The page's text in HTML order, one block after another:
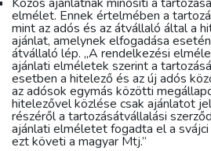
elmélet. Ennek értelmében a
mint az adós és az átvállaló által a
ajánlat, amelynek elfogadása
átvállaló lép. „A rendelkezési
ajánlati elméletek szerint a
esetben a hitelező és az új adós
az adósok egymás közötti
hitelezővel közlése csak ajánlatot
részéről a tartozásátvállalási
ajánlati elméletet fogadta el a
ezt követi a magyar Mtj.”